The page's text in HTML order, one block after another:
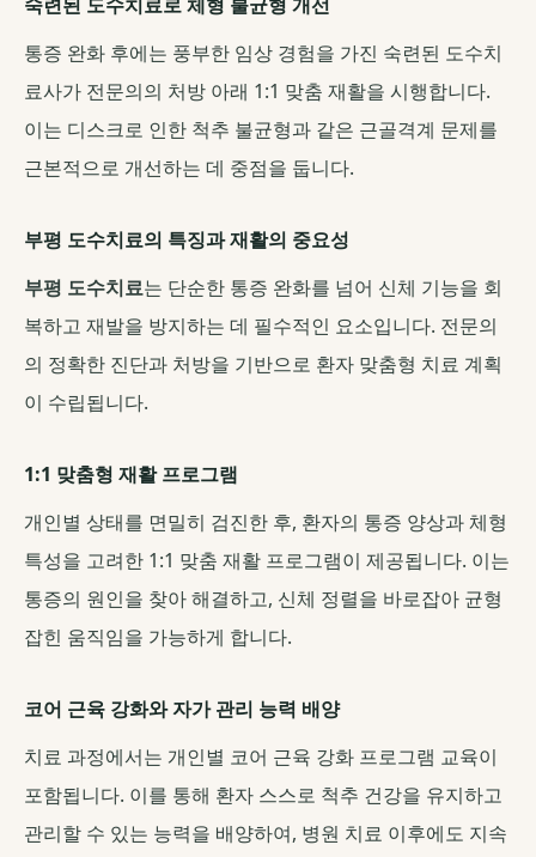
통증 완화 후에는 풍부한 임상 경험을 가진 숙련된 도수치
료사가 전문의의 처방 아래 1:1 맞춤 재활을 시행합니다.
이는 디스크로 인한 척추 불균형과 같은 근골격계 문제를
근본적으로 개선하는 데 중점을 둡니다.
부평 도수치료의 특징과 재활의 중요성
부평 도수치료는 단순한 통증 완화를 넘어 신체 기능을 회
복하고 재발을 방지하는 데 필수적인 요소입니다. 전문의
의 정확한 진단과 처방을 기반으로 환자 맞춤형 치료 계획
이 수립됩니다.
1:1 맞춤형 재활 프로그램
개인별 상태를 면밀히 검진한 후, 환자의 통증 양상과 체형
특성을 고려한 1:1 맞춤 재활 프로그램이 제공됩니다. 이는
통증의 원인을 찾아 해결하고, 신체 정렬을 바로잡아 균형
잡힌 움직임을 가능하게 합니다.
코어 근육 강화와 자가 관리 능력 배양
치료 과정에서는 개인별 코어 근육 강화 프로그램 교육이
포함됩니다. 이를 통해 환자 스스로 척추 건강을 유지하고
관리할 수 있는 능력을 배양하여, 병원 치료 이후에도 지속